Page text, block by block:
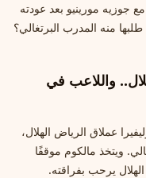
جوزيه مورينيو بعد عودته
منه المدرب البرتغالي؟
واللاعب في
عملاق الرياض الهلال،
ويتخذ مالكوم موقفًا
يرحب بفراقته.